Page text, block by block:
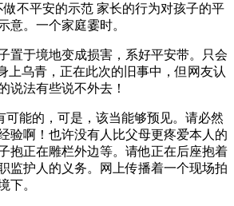
不平安的示范 家长的行为对孩子的平
意。一个家庭霎时。
于境地变成损害，系好平安带。只会
上乌青，正在此次的旧事中，但网友认
说法有些说不外去！
能的，可是，该当能够预见。请必然
验啊！也许没有人比父母更疼爱本人的
抱正在雕栏外边等。请他正在后座抱着
监护人的义务。网上传播着一个现场拍
下。